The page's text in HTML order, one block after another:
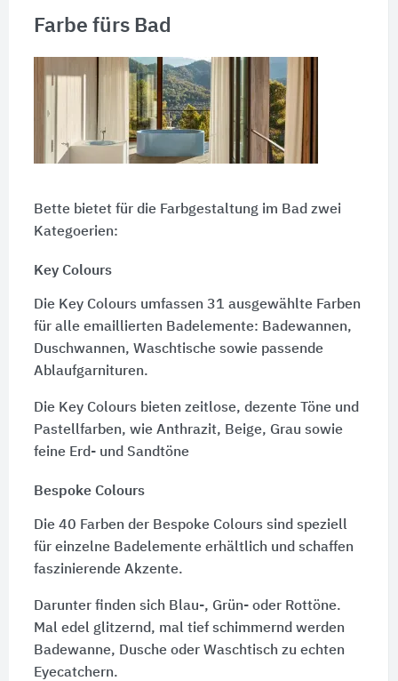
Farbe fürs Bad
Bette bietet für die Farbgestaltung im Bad zwei
Kategoerien:
Key Colours
Die Key Colours umfassen 31 ausgewählte Farben
für alle emaillierten Badelemente: Badewannen,
Duschwannen, Waschtische sowie passende
Ablaufgarnituren.
Die Key Colours bieten zeitlose, dezente Töne und
Pastellfarben, wie Anthrazit, Beige, Grau sowie
feine Erd- und Sandtöne
Bespoke Colours
Die 40 Farben der Bespoke Colours sind speziell
für einzelne Badelemente erhältlich und schaffen
faszinierende Akzente.
Darunter finden sich Blau-, Grün- oder Rottöne.
Mal edel glitzernd, mal tief schimmernd werden
Badewanne, Dusche oder Waschtisch zu echten
Eyecatchern.